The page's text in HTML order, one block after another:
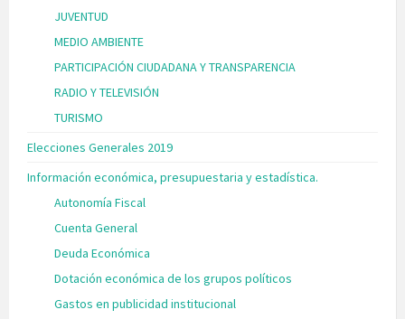
JUVENTUD
MEDIO AMBIENTE
PARTICIPACIÓN CIUDADANA Y TRANSPARENCIA
RADIO Y TELEVISIÓN
TURISMO
Elecciones Generales 2019
Información económica, presupuestaria y estadística.
Autonomía Fiscal
Cuenta General
Deuda Económica
Dotación económica de los grupos políticos
Gastos en publicidad institucional